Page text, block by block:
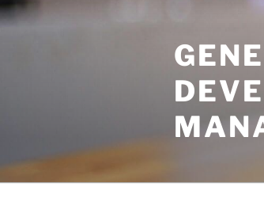
Zum
Inhalt